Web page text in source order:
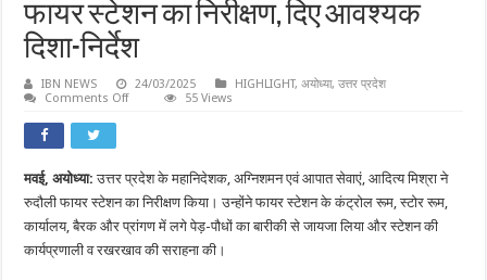
फायर स्टेशन का निरीक्षण, दिए आवश्यक
दिशा-निर्देश
IBN NEWS 24/03/2025 HIGHLIGHT,अयोध्या,उत्तर प्रदेश
Comments Offon
रुदौली
फायर
स्टेशन
का
निरीक्षण,
दिए
आवश्यक
55 Views
मवई, अयोध्या: उत्तर प्रदेश के महानिदेशक, अग्निशमन एवं आपात सेवाएं, आदित्य मिश्रा ने
रुदौली फायर स्टेशन का निरीक्षण किया। उन्होंने फायर स्टेशन के कंट्रोल रूम, स्टोर रूम,
कार्यालय, बैरक और प्रांगण में लगे पेड़-पौधों का बारीकी से जायजा लिया और स्टेशन की
कार्यप्रणाली व रखरखाव की सराहना की।